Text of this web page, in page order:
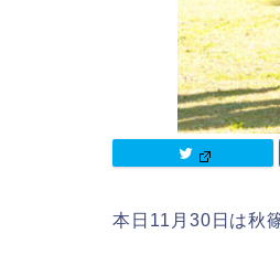
本日11月30日は秋